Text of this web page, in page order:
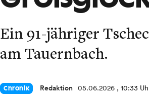
Ein 91-jähriger
am Tauernbach.
Chronik Redaktion 05.06.2026 , 10:33